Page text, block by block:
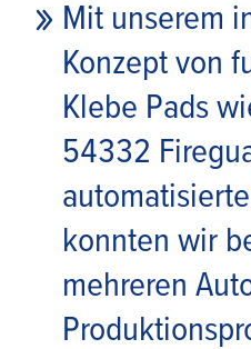
Mit unserem
Konzept von
Klebe Pads
54332
konnten wir
mehreren